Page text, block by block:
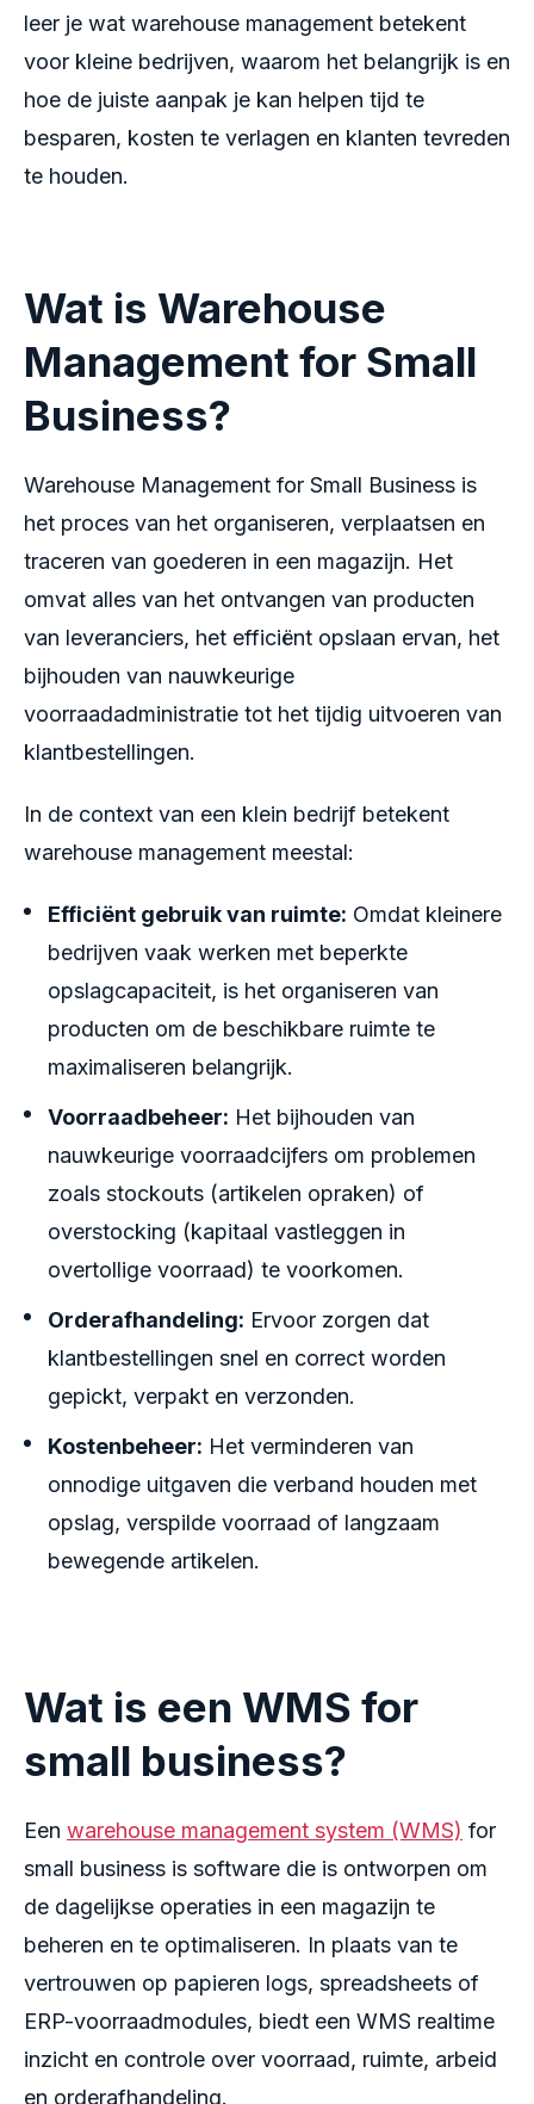
leer je wat warehouse management betekent
voor kleine bedrijven, waarom het belangrijk is en
hoe de juiste aanpak je kan helpen tijd te
besparen, kosten te verlagen en klanten tevreden
te houden.
Wat is Warehouse
Management for Small
Business?
Warehouse Management for Small Business is
het proces van het organiseren, verplaatsen en
traceren van goederen in een magazijn. Het
omvat alles van het ontvangen van producten
van leveranciers, het efficiënt opslaan ervan, het
bijhouden van nauwkeurige
voorraadadministratie tot het tijdig uitvoeren van
klantbestellingen.
In de context van een klein bedrijf betekent
warehouse management meestal:
Efficiënt gebruik van ruimte: Omdat kleinere
bedrijven vaak werken met beperkte
opslagcapaciteit, is het organiseren van
producten om de beschikbare ruimte te
maximaliseren belangrijk.
Voorraadbeheer: Het bijhouden van
nauwkeurige voorraadcijfers om problemen
zoals stockouts (artikelen opraken) of
overstocking (kapitaal vastleggen in
overtollige voorraad) te voorkomen.
Orderafhandeling: Ervoor zorgen dat
klantbestellingen snel en correct worden
gepickt, verpakt en verzonden.
Kostenbeheer: Het verminderen van
onnodige uitgaven die verband houden met
opslag, verspilde voorraad of langzaam
bewegende artikelen.
Wat is een WMS for
small business?
Een warehouse management system (WMS) for
small business is software die is ontworpen om
de dagelijkse operaties in een magazijn te
beheren en te optimaliseren. In plaats van te
vertrouwen op papieren logs, spreadsheets of
ERP-voorraadmodules, biedt een WMS realtime
inzicht en controle over voorraad, ruimte, arbeid
en orderafhandeling.